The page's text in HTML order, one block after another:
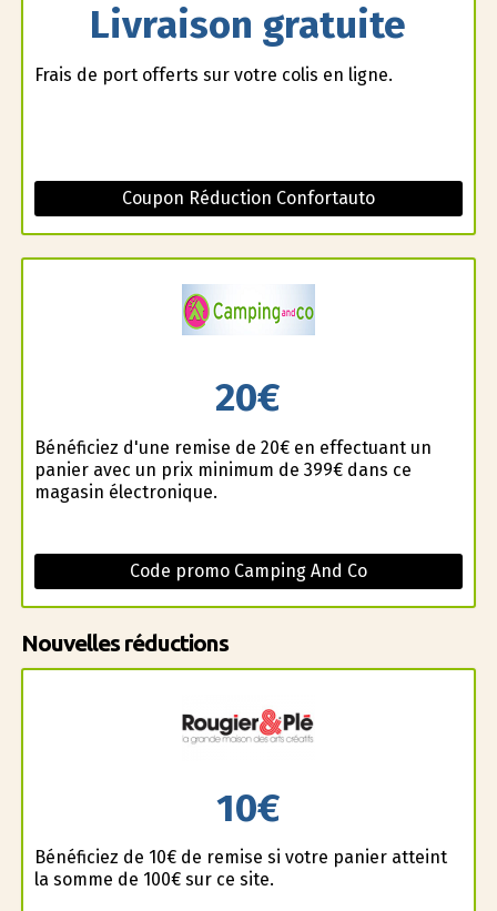
Livraison gratuite
Frais de port offerts sur votre colis en ligne.
Coupon Réduction Confortauto
20€
Bénéficiez d'une remise de 20€ en effectuant un
panier avec un prix minimum de 399€ dans ce
magasin électronique.
Code promo Camping And Co
Nouvelles réductions
10€
Bénéficiez de 10€ de remise si votre panier atteint
la somme de 100€ sur ce site.